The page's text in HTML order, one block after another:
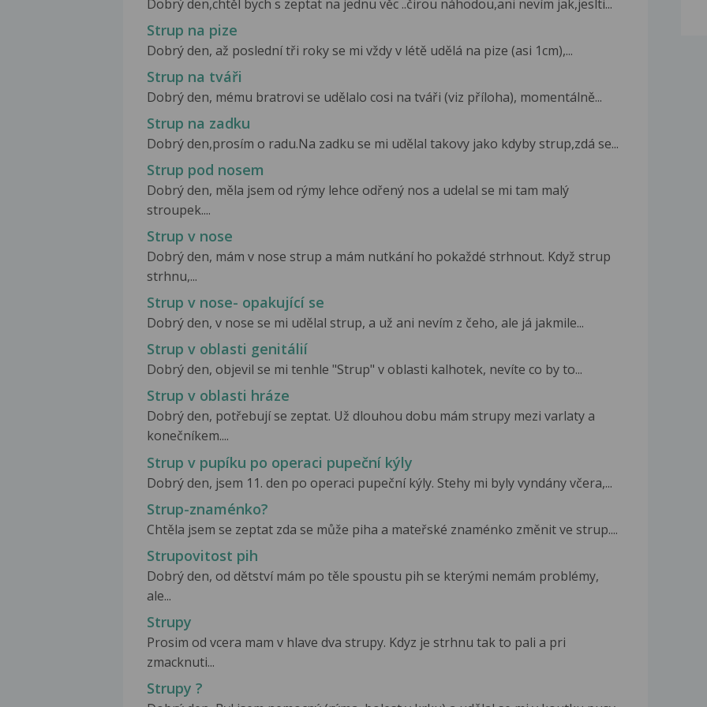
Dobrý den,chtěl bych s zeptat na jednu věc ..čirou náhodou,ani nevím jak,jeslti...
Strup na pize
Dobrý den, až poslední tři roky se mi vždy v létě udělá na pize (asi 1cm),...
Strup na tváři
Dobrý den, mému bratrovi se udělalo cosi na tváři (viz příloha), momentálně...
Strup na zadku
Dobrý den,prosím o radu.Na zadku se mi udělal takovy jako kdyby strup,zdá se...
Strup pod nosem
Dobrý den, měla jsem od rýmy lehce odřený nos a udelal se mi tam malý
stroupek....
Strup v nose
Dobrý den, mám v nose strup a mám nutkání ho pokaždé strhnout. Když strup
strhnu,...
Strup v nose- opakující se
Dobrý den, v nose se mi udělal strup, a už ani nevím z čeho, ale já jakmile...
Strup v oblasti genitálií
Dobrý den, objevil se mi tenhle "Strup" v oblasti kalhotek, nevíte co by to...
Strup v oblasti hráze
Dobrý den, potřebují se zeptat. Už dlouhou dobu mám strupy mezi varlaty a
konečníkem....
Strup v pupíku po operaci pupeční kýly
Dobrý den, jsem 11. den po operaci pupeční kýly. Stehy mi byly vyndány včera,...
Strup-znaménko?
Chtěla jsem se zeptat zda se může piha a mateřské znaménko změnit ve strup....
Strupovitost pih
Dobrý den, od dětství mám po těle spoustu pih se kterými nemám problémy,
ale...
Strupy
Prosim od vcera mam v hlave dva strupy. Kdyz je strhnu tak to pali a pri
zmacknuti...
Strupy ?